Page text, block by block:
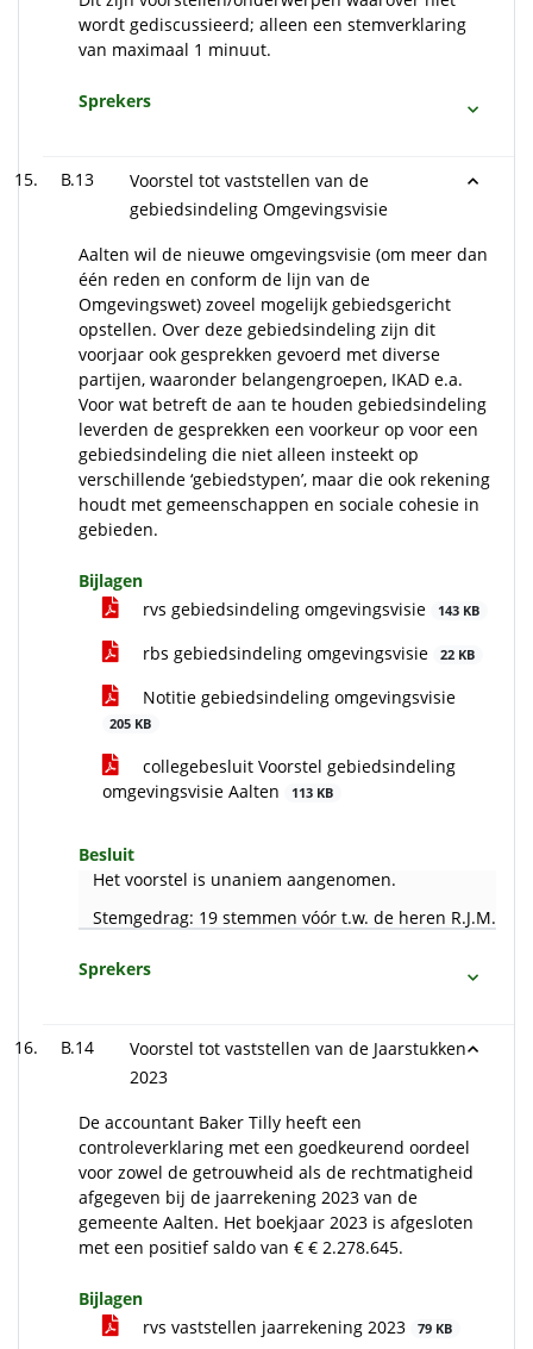
wordt gediscussieerd; alleen een stemverklaring
van maximaal 1 minuut.
Sprekers
B.13
Voorstel tot vaststellen van de
gebiedsindeling Omgevingsvisie
Aalten wil de nieuwe omgevingsvisie (om meer dan
één reden en conform de lijn van de
Omgevingswet) zoveel mogelijk gebiedsgericht
opstellen. Over deze gebiedsindeling zijn dit
voorjaar ook gesprekken gevoerd met diverse
partijen, waaronder belangengroepen, IKAD e.a.
Voor wat betreft de aan te houden gebiedsindeling
leverden de gesprekken een voorkeur op voor een
gebiedsindeling die niet alleen insteekt op
verschillende ‘gebiedstypen’, maar die ook rekening
houdt met gemeenschappen en sociale cohesie in
gebieden.
Bijlagen
rvs gebiedsindeling omgevingsvisie
143 KB
rbs gebiedsindeling omgevingsvisie 22 KB
Notitie gebiedsindeling omgevingsvisie
205 KB
collegebesluit Voorstel gebiedsindeling
omgevingsvisie Aalten
113 KB
Besluit
Het voorstel is unaniem aangenomen.
Stemgedrag: 19 stemmen vóór t.w. de heren R.J.M.
Sprekers
B.14
Voorstel tot vaststellen van de Jaarstukken
2023
De accountant Baker Tilly heeft een
controleverklaring met een goedkeurend oordeel
voor zowel de getrouwheid als de rechtmatigheid
afgegeven bij de jaarrekening 2023 van de
gemeente Aalten. Het boekjaar 2023 is afgesloten
met een positief saldo van € € 2.278.645.
Bijlagen
rvs vaststellen jaarrekening 2023
79 KB